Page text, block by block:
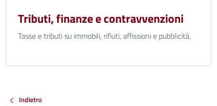
Tributi, finanze e contravvenzioni
Tasse e tributi su immobili, rifiuti, affissioni e pubblicità.
Indietro